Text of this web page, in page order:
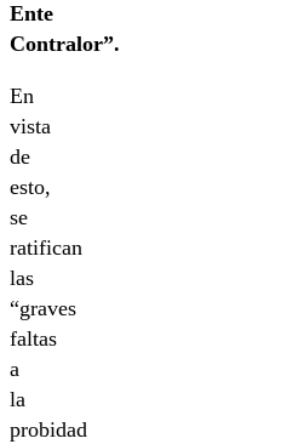
Ente
Contralor”.
En
vista
de
esto,
se
ratifican
las
“graves
faltas
a
la
probidad